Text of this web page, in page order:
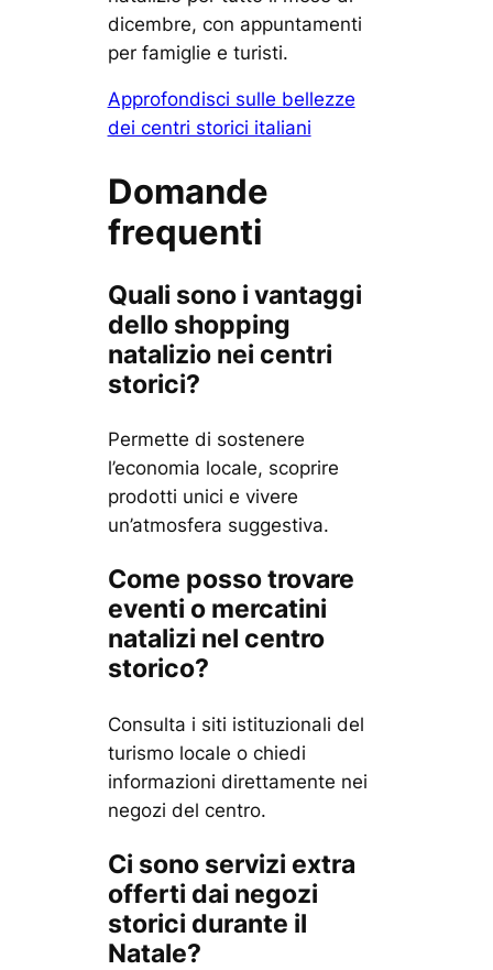
dicembre, con appuntamenti
per famiglie e turisti.
Approfondisci sulle bellezze
dei centri storici italiani
Domande
frequenti
Quali sono i vantaggi
dello shopping
natalizio nei centri
storici?
Permette di sostenere
l’economia locale, scoprire
prodotti unici e vivere
un’atmosfera suggestiva.
Come posso trovare
eventi o mercatini
natalizi nel centro
storico?
Consulta i siti istituzionali del
turismo locale o chiedi
informazioni direttamente nei
negozi del centro.
Ci sono servizi extra
offerti dai negozi
storici durante il
Natale?